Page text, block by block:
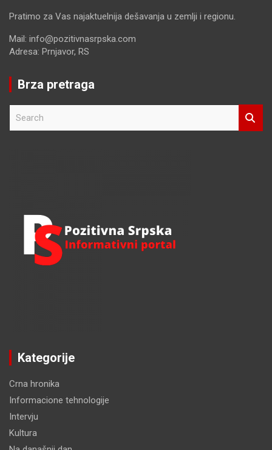
Pratimo za Vas najaktuelnija dešavanja u zemlji i regionu.
Mail: info@pozitivnasrpska.com
Adresa: Prnjavor, RS
Brza pretraga
Kategorije
Crna hronika
Informacione tehnologije
Intervju
Kultura